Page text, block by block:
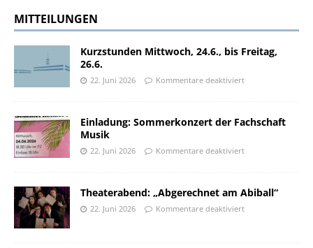
MITTEILUNGEN
Kurzstunden Mittwoch, 24.6., bis Freitag,
26.6.
22. Juni 2026 Kommentare deaktiviert
Einladung: Sommerkonzert der Fachschaft
Musik
22. Juni 2026 Kommentare deaktiviert
Theaterabend: „Abgerechnet am Abiball“
22. Juni 2026 Kommentare deaktiviert